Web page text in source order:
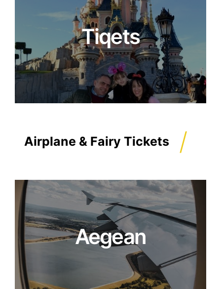
Tiqets
Airplane & Fairy Tickets /
Aegean